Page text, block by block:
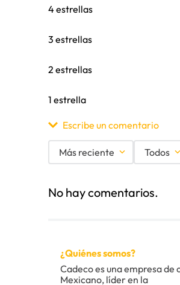
4 estrellas
3 estrellas
2 estrellas
1 estrella
Escribe un comentario
Título
Califica el producto de 1
★★★★★
Más reciente Todos
No hay comentarios.
¿Quiénes somos?
Cadeco es una empresa de
Mexicano, líder en la